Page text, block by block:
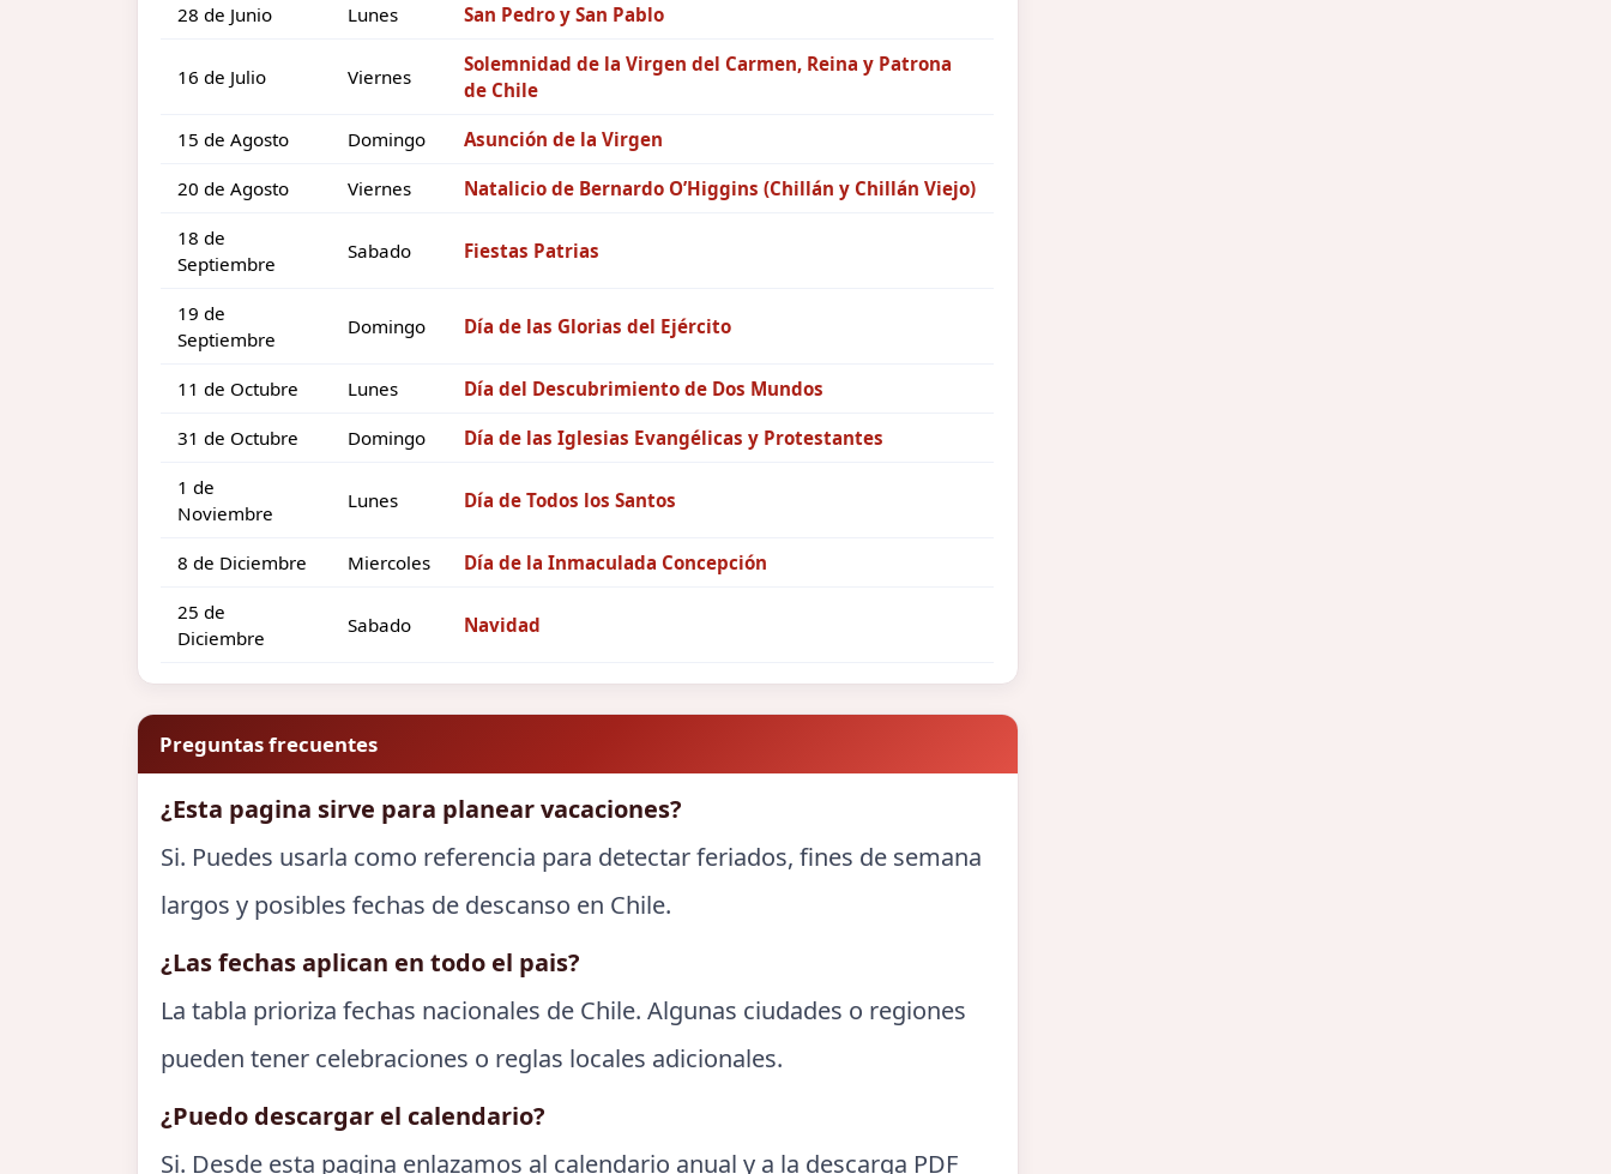
28 de Junio Lunes San Pedro y San Pablo
16 de Julio Viernes
Solemnidad de la Virgen del Carmen, Reina y Patrona
de Chile
15 de Agosto Domingo Asunción de la Virgen
20 de Agosto Viernes Natalicio de Bernardo O’Higgins (Chillán y Chillán Viejo)
18 de
Septiembre
Sabado Fiestas Patrias
19 de
Septiembre
Domingo Día de las Glorias del Ejército
11 de Octubre Lunes Día del Descubrimiento de Dos Mundos
31 de Octubre Domingo Día de las Iglesias Evangélicas y Protestantes
1 de
Noviembre
Lunes Día de Todos los Santos
8 de Diciembre Miercoles Día de la Inmaculada Concepción
25 de
Diciembre
Sabado Navidad
Preguntas frecuentes
¿Esta pagina sirve para planear vacaciones?
Si. Puedes usarla como referencia para detectar feriados, fines de semana
largos y posibles fechas de descanso en Chile.
¿Las fechas aplican en todo el pais?
La tabla prioriza fechas nacionales de Chile. Algunas ciudades o regiones
pueden tener celebraciones o reglas locales adicionales.
¿Puedo descargar el calendario?
Si. Desde esta pagina enlazamos al calendario anual y a la descarga PDF